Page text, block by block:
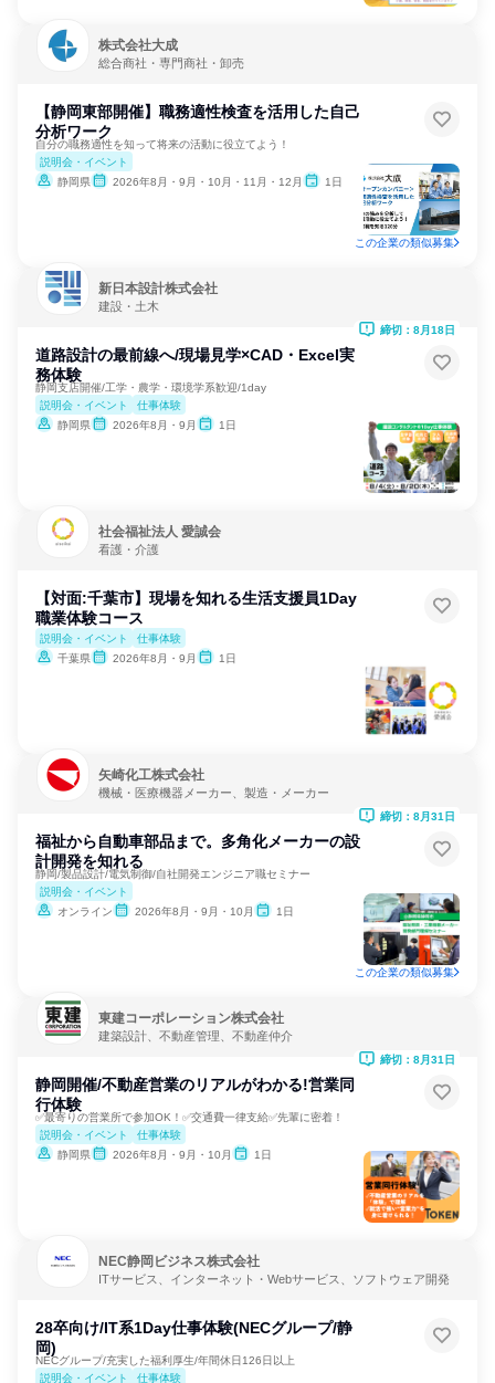
株式会社大成
総合商社・専門商社・卸売
【静岡東部開催】職務適性検査を活用した自己
分析ワーク
自分の職務適性を知って将来の活動に役立てよう！
説明会・イベント
静岡県
2026年8月・9月・10月・11月・12月 1日
この企業の類似募集
新日本設計株式会社
建設・土木
道路設計の最前線へ/現場見学×CAD・Excel実
務体験
静岡支店開催/工学・農学・環境学系歓迎/1day
説明会・イベント
仕事体験
静岡県
2026年8月・9月 1日
締切：8月18日
社会福祉法人 愛誠会
看護・介護
【対面:千葉市】現場を知れる生活支援員1Day
職業体験コース
説明会・イベント
仕事体験
千葉県
2026年8月・9月 1日
矢崎化工株式会社
機械・医療機器メーカー、製造・メーカー
福祉から自動車部品まで。多角化メーカーの設
計開発を知れる
静岡/製品設計/電気制御/自社開発エンジニア職セミナー
説明会・イベント
オンライン
2026年8月・9月・10月 1日
締切：8月31日
この企業の類似募集
東建コーポレーション株式会社
建築設計、不動産管理、不動産仲介
静岡開催/不動産営業のリアルがわかる!営業同
行体験
✅最寄りの営業所で参加OK！✅交通費一律支給✅先輩に密着！
説明会・イベント
仕事体験
静岡県
2026年8月・9月・10月 1日
締切：8月31日
NEC静岡ビジネス株式会社
ITサービス、インターネット・Webサービス、ソフトウェア開発
28卒向け/IT系1Day仕事体験(NECグループ/静
岡)
NECグループ/充実した福利厚生/年間休日126日以上
説明会・イベント
仕事体験